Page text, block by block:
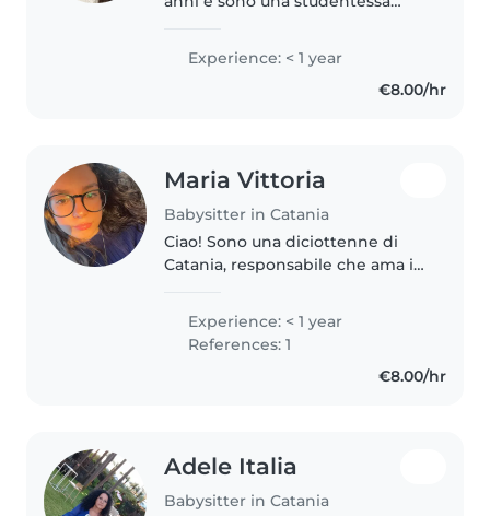
al mondo del babysitting con
entusiasmo e voglia di fare
Experience: < 1 year
€8.00/hr
Maria Vittoria
Babysitter in Catania
Ciao! Sono una diciottenne di
Catania, responsabile che ama i
giochi, attività divertenti e
bisogni diversi avendo tre
cuginette (2, 8 e 11 anni). Offro..
Experience: < 1 year
References: 1
€8.00/hr
Adele Italia
Babysitter in Catania